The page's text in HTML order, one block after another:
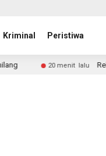
Kriminal Peristiwa
Rehab Jembatan TMMD Ke-